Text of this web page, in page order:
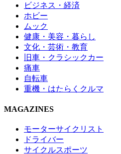
ビジネス・経済
ホビー
ムック
健康・美容・暮らし
文化・芸術・教育
旧車・クラシックカー
痛車
自転車
重機・はたらくクルマ
MAGAZINES
モーターサイクリスト
ドライバー
サイクルスポーツ